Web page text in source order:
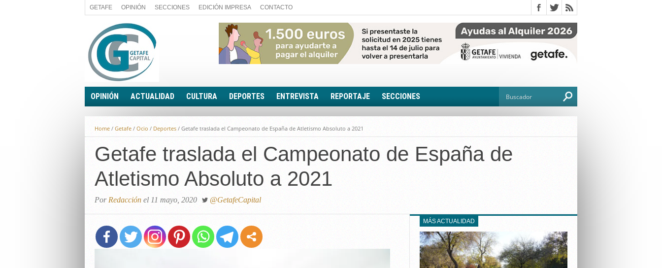
GETAFE OPINIÓN SECCIONES EDICIÓN IMPRESA CONTACTO
OPINIÓN
A FIN DE CUENTAS
PALABRA DE CONCEJAL
LA PIEDRA DE SÍSIFO
EL SACAPUNTAS
TODAS LAS BANDERAS
ROTAS
ACTUALIDAD
POLÍTICA
ECONOMÍA
SOCIEDAD
BREVES
CULTURA DEPORTES ENTREVISTA REPORTAJE SECCIONES
FOTONOTICIA
LOOK TOTAL
RINCÓN PSICOLÓGICO
LA VOZ DE LA
EXPERIENCIA
IN MEMORIAM
MEMORIA RECUPERADA
UN MINUTO EN EL
Home / Getafe / Ocio / Deportes / Getafe traslada el Campeonato de España de Atletismo Absoluto a 2021
Getafe traslada el Campeonato de España de
Atletismo Absoluto a 2021
Por Redacción el 11 mayo, 2020 @GetafeCapital
MÁS ACTUALIDAD